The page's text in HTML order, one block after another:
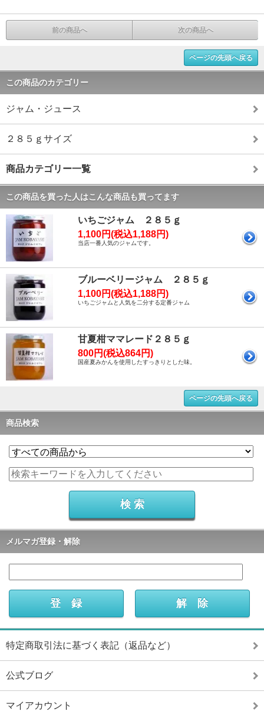
前の商品へ 次の商品へ
ページの先頭へ戻る
この商品のカテゴリー
ジャム・ジュース
２８５ｇサイズ
商品カテゴリー一覧
この商品を買った人はこんな商品も買ってます
いちごジャム ２８５ｇ
1,100円(税込1,188円)
当店一番人気のジャムです。
ブルーベリージャム ２８５ｇ
1,100円(税込1,188円)
いちごジャムと人気を二分する定番ジャム
甘夏柑ママレード２８５ｇ
800円(税込864円)
国産夏みかんを使用したすっきりとした味。
ページの先頭へ戻る
商品検索
メルマガ登録・解除
特定商取引法に基づく表記（返品など）
公式ブログ
マイアカウント